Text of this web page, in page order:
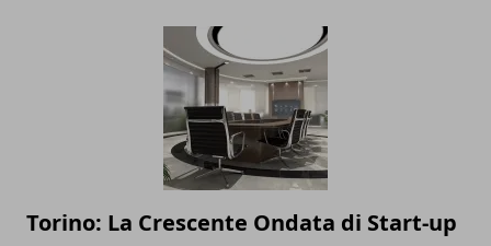
Torino: La Crescente Ondata di Start-up